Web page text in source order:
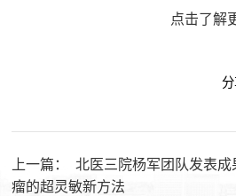
点击了解
分
上一篇：
北医三院杨军团队发表
瘤的超灵敏新方法